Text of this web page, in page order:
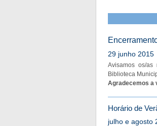
29 junho 2015
Avisamos os/
Biblioteca
Agradecemos a
Horário de
julho e agosto